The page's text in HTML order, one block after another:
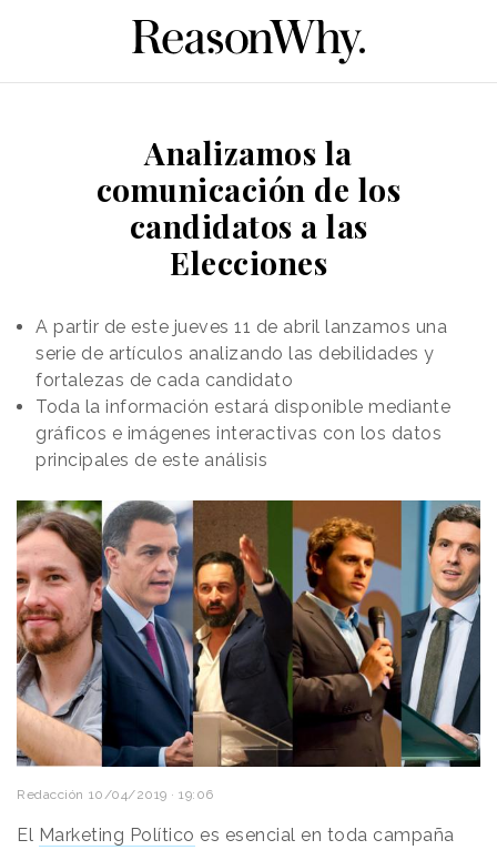
Analizamos la
comunicación de los
candidatos a las
Elecciones
A partir de este jueves 11 de abril lanzamos una
serie de artículos analizando las debilidades y
fortalezas de cada candidato
Toda la información estará disponible mediante
gráficos e imágenes interactivas con los datos
principales de este análisis
Redacción 10/04/2019 · 19:06
El Marketing Político es esencial en toda campaña